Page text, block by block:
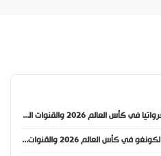
موعد مباراة إنجلترا وكرواتيا في كأس العالم 2026 والقنوات الناقلة
موعد مباراة البرتغال والكونغو في كأس العالم 2026 والقنوات الناقلة